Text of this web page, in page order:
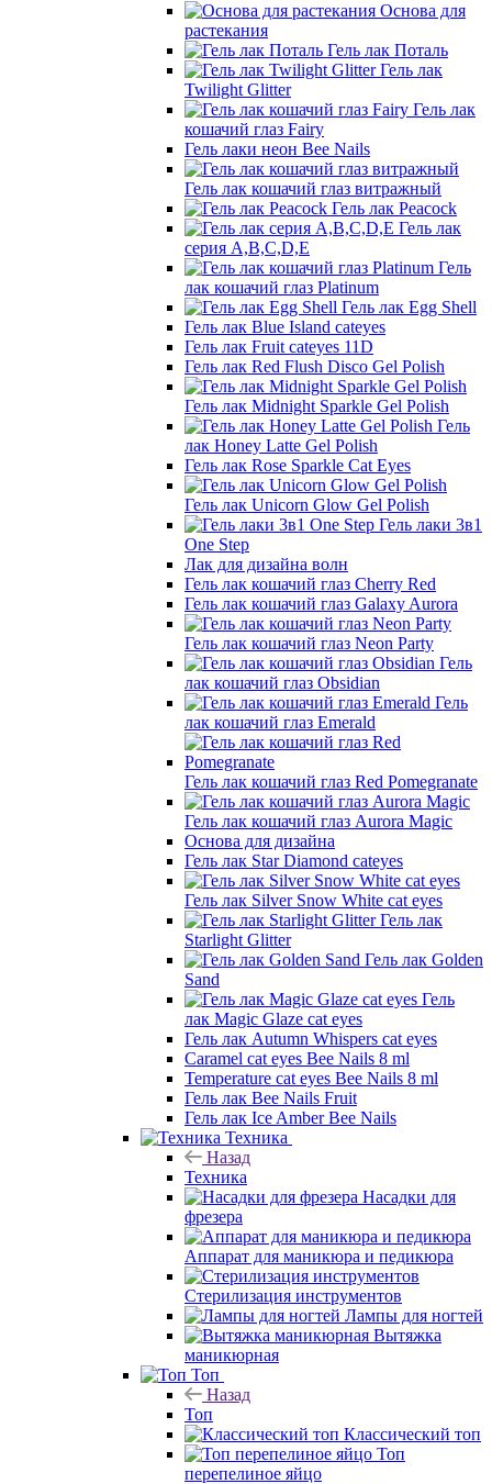
Основа для
растекания
Гель лак Поталь
Гель лак
Twilight Glitter
Гель лак
кошачий глаз Fairy
Гель лаки неон Bee Nails
Гель лак кошачий глаз витражный
Гель лак Peacock
Гель лак
серия A,B,C,D,E
Гель
лак кошачий глаз Platinum
Гель лак Egg Shell
Гель лак Blue Island cateyes
Гель лак Fruit cateyes 11D
Гель лак Red Flush Disco Gel Polish
Гель лак Midnight Sparkle Gel Polish
Гель
лак Honey Latte Gel Polish
Гель лак Rose Sparkle Cat Eyes
Гель лак Unicorn Glow Gel Polish
Гель лаки 3в1
One Step
Лак для дизайна волн
Гель лак кошачий глаз Cherry Red
Гель лак кошачий глаз Galaxy Aurora
Гель лак кошачий глаз Neon Party
Гель
лак кошачий глаз Obsidian
Гель
лак кошачий глаз Emerald
Гель лак кошачий глаз Red Pomegranate
Гель лак кошачий глаз Aurora Magic
Основа для дизайна
Гель лак Star Diamond cateyes
Гель лак Silver Snow White cat eyes
Гель лак
Starlight Glitter
Гель лак Golden
Sand
Гель
лак Magic Glaze cat eyes
Гель лак Autumn Whispers cat eyes
Caramel cat eyes Bee Nails 8 ml
Temperature cat eyes Bee Nails 8 ml
Гель лак Bee Nails Fruit
Гель лак Ice Amber Bee Nails
Техника
Назад
Техника
Насадки для
фрезера
Аппарат для маникюра и педикюра
Стерилизация инструментов
Лампы для ногтей
Вытяжка
маникюрная
Топ
Назад
Топ
Классический топ
Топ
перепелиное яйцо